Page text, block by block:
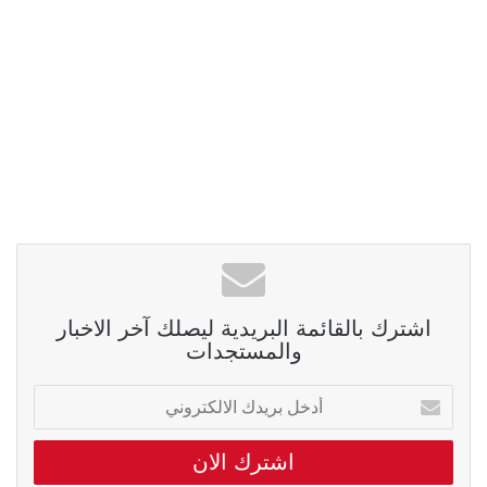
اشترك بالقائمة البريدية ليصلك آخر الاخبار
والمستجدات
أدخل
بريدك
الالكتروني